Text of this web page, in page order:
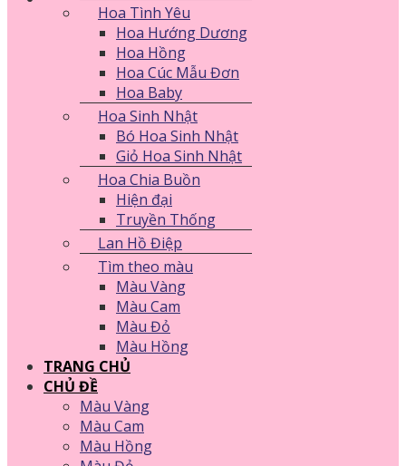
Hoa Tình Yêu
Hoa Hướng Dương
Hoa Hồng
Hoa Cúc Mẫu Đơn
Hoa Baby
Hoa Sinh Nhật
Bó Hoa Sinh Nhật
Giỏ Hoa Sinh Nhật
Hoa Chia Buồn
Hiện đại
Truyền Thống
Lan Hồ Điệp
Tìm theo màu
Màu Vàng
Màu Cam
Màu Đỏ
Màu Hồng
TRANG CHỦ
CHỦ ĐỀ
Màu Vàng
Màu Cam
Màu Hồng